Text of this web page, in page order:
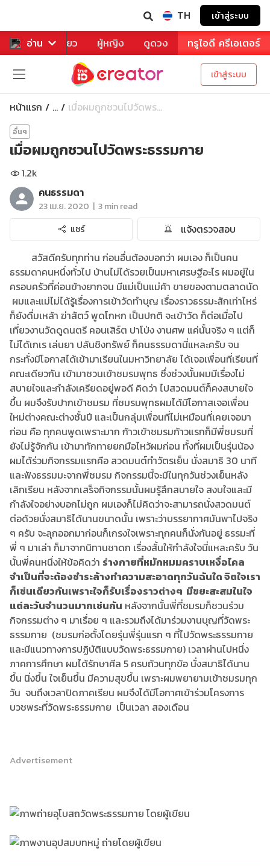
TH เข้าสู่ระบบ
อ่าน
หาร ท่องเที่ยว ผู้หญิง ดูดวง ทรูไอดี ครีเอเตอร์
เข้าสู่ระบบ
หน้าแรก ... เมื่อผมถูกชวนไปวัดพร...
อื่นๆ
เมื่อผมถูกชวนไปวัดพระธรรมกาย
1.2k
คนธรรมดา
23 เม.ย. 2020 | 3 min read
แชร์
แจ้งตรวจสอบ
สวัสดีครับทุกท่าน ก่อนอื่นต้องบอกว่า ผมเอง ก็เป็นคน
ธรรมดาคนหนึ่งทั่วไป บ้านไม่ได้รวยเป็นมหาเศรษฐีอะไร ผมอยู่ใน
ครอบครัวที่ค่อนข้างยากจน มีแม่เป็นแม่ค้า ขายของตามตลาดนัด
ผมและแม่ไม่ได้รู้เรื่องการเข้าวัดทำบุญ เรื่องราวธรรมะสักเท่าไหร่
ก็ยังดื่มเหล้า ฆ่าสัตว์ พูดโกหก เป็นปกติ จะเข้าวัด ก็ต่อเมื่อไป
เที่ยวงานวัดดูดนตรี คอนเสิร์ต ปาโป่ง งานศพ แค่นั้นจริง ๆ แต่ก็
ไม่ได้เกเร เล่นยา ปล้นชิงทรัพย์ ก็คนธรรมดานี่แหละครับ จน
กระทั่งมีโอกาสได้เข้ามาเรียนในมหาวิทยาลัย ได้เจอเพื่อนที่เรียนที่
คณะเดียวกัน เข้ามาชวนเข้าชมรมพุทธ ซึ่งช่วงนั้นผมมีเรื่องไม่
สบายใจและกำลังเครียดอยู่พอดี คิดว่า ไปสวดมนต์ก็คงสบายใจ
ขึ้น ผมจึงรับปากเข้าชมรม ที่ชมรมพุทธผมได้มีโอกาสเจอเพื่อน
ใหม่ต่างคณะต่างชั้นปี และเป็นกลุ่มเพื่อนที่ไม่เหมือนที่เคยเจอมา
ก่อน คือ ทุกคนพูดเพราะมาก ก้าวเข้าชมรมก้าวแรกก็มีพี่ชมรมที่
ยังไม่รู้จักกัน เข้ามาทักทายยกมือไหว้ผมก่อน ทั้งที่ผมเป็นรุ่นน้อง
ผมได้ร่วมกิจกรรมแรกคือ สวดมนต์ทำวัตรเย็น นั่งสมาธิ 30 นาที
และฟังธรรมมะจากพี่ชมรม กิจกรรมนี้จะมีในทุกวันช่วงเย็นหลัง
เลิกเรียน หลังจากเสร็จกิจกรรมนั้นผมรู้สึกสบายใจ สงบใจและมี
กำลังใจอย่างบอกไม่ถูก ผมเองก็ไม่คิดว่าจะสามารถนั่งสวดมนต์
ต่อด้วยนั่งสมาธิได้นานขนาดนั้น เพราะว่าบรรยากาศมันพาไปจริง
ๆ ครับ จะลุกออกมาก่อนก็เกรงใจเพราะทุกคนก็นั่งกันอยู่ ธรรมะที่
พี่ ๆ มาเล่า ก็มาจากนิทานชาดก เรื่องสั้นให้กำลังใจนี่แหละครับ วัน
นั้นพี่คนหนึ่งให้ข้อคิดว่า ร่างกายที่หมักหมมคราบเหงื่อไคล
จำเป็นที่จะต้องชำระล้างทำความสะอาดทุกวันฉันใด จิตใจเรา
ก็เช่นเดียวกันเพราะใจก็รับเรื่องราวต่างๆ มีขยะสะสมในใจ
แต่ละวันจำนวนมากเช่นกัน หลังจากนั้นพี่ที่ชมรมก็ชวนร่วม
กิจกรรมต่าง ๆ มาเรื่อย ๆ และรวมถึงได้มาร่วมงานบุญที่วัดพระ
ธรรมกาย (ชมรมก่อตั้งโดยรุ่นพี่รุ่นแรก ๆ ที่ไปวัดพระธรรมกาย
และมีแนวทางการปฏิบัติแบบวัดพระธรรมกาย) เวลาผ่านไปหนึ่ง
ภาคการศึกษา ผมได้รักษาศีล 5 ครบถ้วนทุกข้อ นั่งสมาธิได้นาน
ขึ้น นิ่งขึ้น ใจเย็นขึ้น มีความสุขขึ้น เพราะผมพยายามเข้าชมรมทุก
วัน จนถึงเวลาปิดภาคเรียน ผมจึงได้มีโอกาศเข้าร่วมโครงการ
บวชพระที่วัดพระธรรมกาย เป็นเวลา สองเดือน
Advertisement